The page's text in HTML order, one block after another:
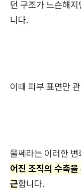
던 구조가 느슨해
니다.
이때 피부 표면만
울쎄라는 이러한
어진 조직의 수축
근합니다.